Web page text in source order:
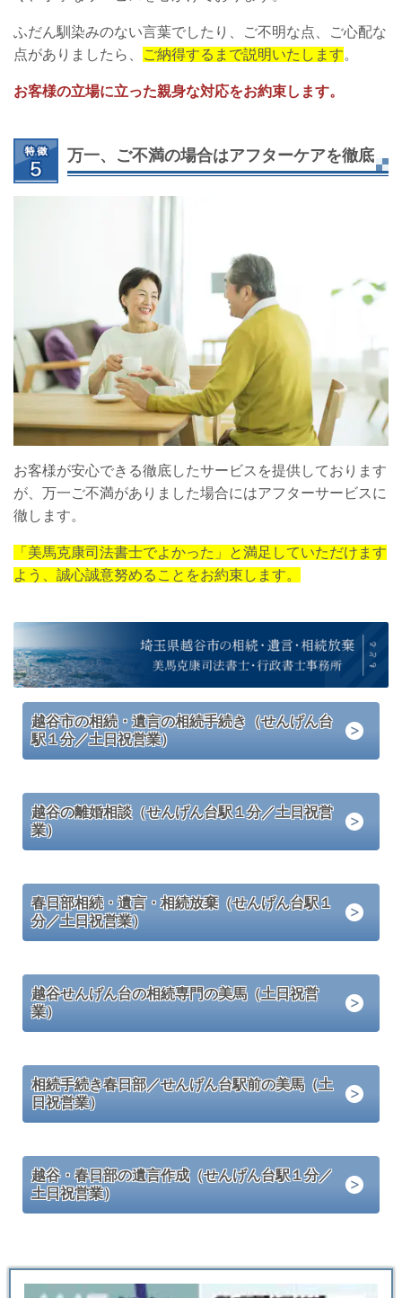
ふだん馴染みのない言葉でしたり、ご不明な点、ご心配な
点がありましたら、
ご納得するまで説明いたします。
お客様の立場に立った親身な対応をお約束します。
万一、ご不満の場合はアフターケアを徹底
お客様が安心できる徹底したサービスを提供しております
が、万一ご不満がありました場合にはアフターサービスに
徹します。
「美馬克康司法書士でよかった」と満足していただけます
よう、誠心誠意努めることをお約束します。
越谷市の相続・遺言の相続手続き（せんげん台
駅１分／土日祝営業）
越谷の離婚相談（せんげん台駅１分／土日祝営
業）
春日部相続・遺言・相続放棄（せんげん台駅１
分／土日祝営業）
越谷せんげん台の相続専門の美馬（土日祝営
業）
相続手続き春日部／せんげん台駅前の美馬（土
日祝営業）
越谷・春日部の遺言作成（せんげん台駅１分／
土日祝営業）